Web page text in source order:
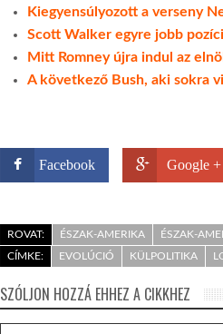
Kiegyensúlyozott a verseny
Scott Walker egyre jobb
Mitt Romney újra indul az
A következő Bush, aki sokra
Facebook Google +
ROVAT: ÉSZAK-AMERIKA
ÉSZAK-
CÍMKE:
EVOLÚCIÓ KÜLPOLITIKA
SZÓLJON HOZZÁ EHHEZ A CIKKHEZ